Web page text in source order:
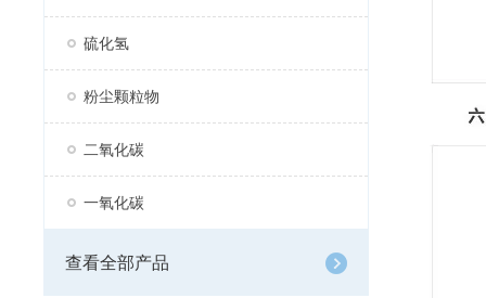
硫化氢
粉尘颗粒物
二氧化碳
一氧化碳
查看全部产品